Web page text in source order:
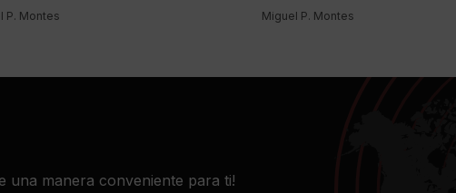
P. Montes Miguel P. Montes
una manera conveniente para ti!